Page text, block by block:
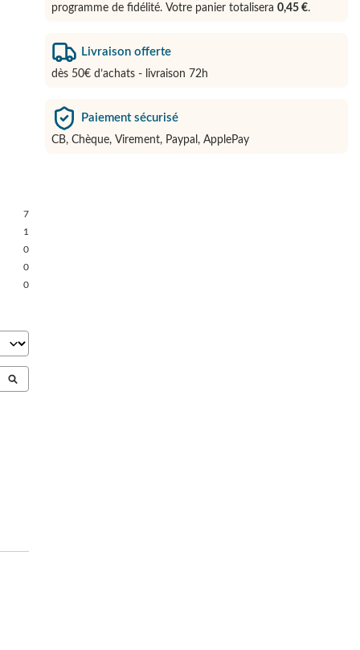
programme de fidélité. Votre panier totalisera0,45 €.
Livraison offerte
dès 50€ d’achats - livraison 72h
Paiement sécurisé
CB, Chèque, Virement, Paypal, ApplePay
7
1
0
0
0